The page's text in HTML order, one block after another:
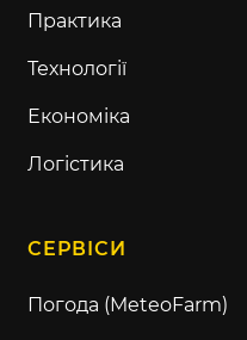
Практика
Технології
Економіка
Логістика
СЕРВІСИ
Погода (MeteoFarm)